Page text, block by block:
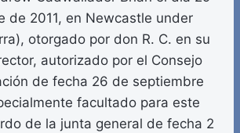
de 2011, en Newcastle under
otorgado por don R. C. en su
autorizado por el Consejo
de fecha 26 de septiembre
facultado para este
de la junta general de fecha 2